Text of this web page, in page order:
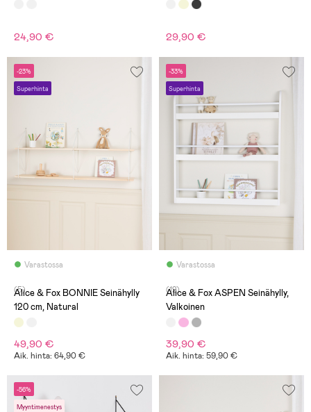
24,90 € 29,90 €
-23%
Superhinta
Varastossa
(5)
Alice & Fox BONNIE Seinähylly
120 cm, Natural
49,90 €
Aik. hinta: 64,90 €
-33%
Superhinta
Varastossa
(12)
Alice & Fox ASPEN Seinähylly,
Valkoinen
39,90 €
Aik. hinta: 59,90 €
-56%
Myyntimenestys